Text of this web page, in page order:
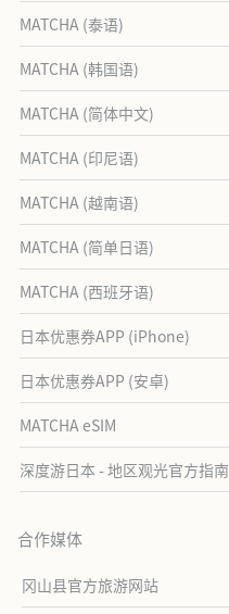
MATCHA (泰语)
MATCHA (韩国语)
MATCHA (简体中文)
MATCHA (印尼语)
MATCHA (越南语)
MATCHA (简单日语)
MATCHA (西班牙语)
日本优惠券APP (iPhone)
日本优惠券APP (安卓)
MATCHA eSIM
深度游日本 - 地区观光官方指南
合作媒体
冈山县官方旅游网站